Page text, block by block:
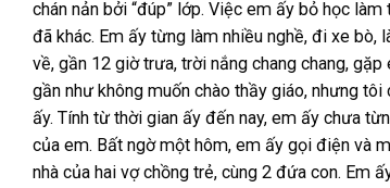
chán nản bởi “đúp” lớp. Việc em ấy bỏ học
đã khác. Em ấy từng làm nhiều nghề, đi xe
về, gần 12 giờ trưa, trời nắng chang chang,
gần như không muốn chào thầy giáo, nhưng
ấy. Tính từ thời gian ấy đến nay, em ấy chưa
của em. Bất ngờ một hôm, em ấy gọi điện và
nhà của hai vợ chồng trẻ, cùng 2 đứa con. Em